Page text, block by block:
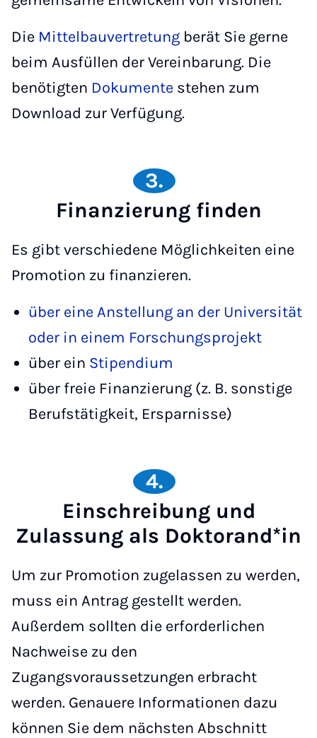
Die Mittelbauvertretung berät Sie gerne
beim Ausfüllen der Vereinbarung. Die
benötigten Dokumente stehen zum
Download zur Verfügung.
3.
Finanzierung finden
Es gibt verschiedene Möglichkeiten eine
Promotion zu finanzieren.
über eine Anstellung an der Universität
oder in einem Forschungsprojekt
über ein Stipendium
über freie Finanzierung (z. B. sonstige
Berufstätigkeit, Ersparnisse)
4.
Einschreibung und
Zulassung als Doktorand*in
Um zur Promotion zugelassen zu werden,
muss ein Antrag gestellt werden.
Außerdem sollten die erforderlichen
Nachweise zu den
Zugangsvoraussetzungen erbracht
werden. Genauere Informationen dazu
können Sie dem nächsten Abschnitt